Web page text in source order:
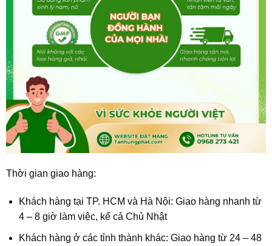
Thời gian giao hàng:
Khách hàng tại TP. HCM và Hà Nội: Giao hàng nhanh từ
4 – 8 giờ làm việc, kể cả Chủ Nhật
Khách hàng ở các tỉnh thành khác: Giao hàng từ 24 – 48